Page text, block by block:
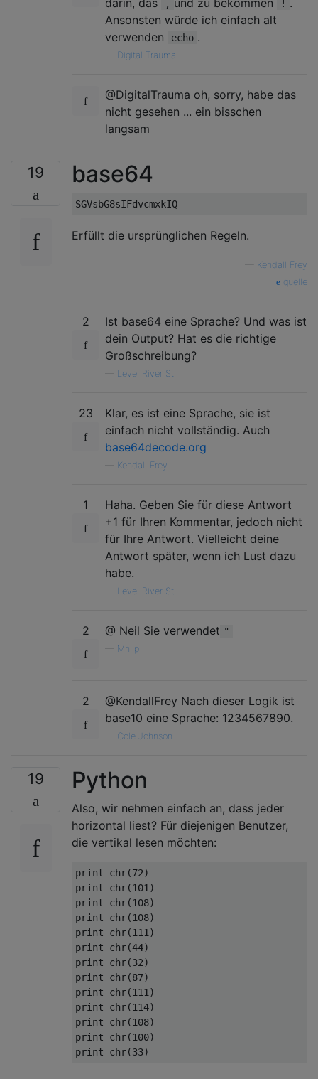
darin, das
, und zu bekommen ! .
Ansonsten würde ich einfach alt
verwenden
echo .
Digital Trauma
@DigitalTrauma oh, sorry, habe das
nicht gesehen ... ein bisschen
langsam
19 base64
Erfüllt die ursprünglichen Regeln.
Kendall Frey
quelle
2
Ist base64 eine Sprache? Und was ist
dein Output? Hat es die richtige
Großschreibung?
Level River St
23
Klar, es ist eine Sprache, sie ist
einfach nicht vollständig. Auch
base64decode.org
Kendall Frey
1
Haha. Geben Sie für diese Antwort
+1 für Ihren Kommentar, jedoch nicht
für Ihre Antwort. Vielleicht deine
Antwort später, wenn ich Lust dazu
habe.
Level River St
2 @ Neil Sie verwendet "
Mniip
2
@KendallFrey Nach dieser Logik ist
base10 eine Sprache: 1234567890.
Cole Johnson
19 Python
Also, wir nehmen einfach an, dass jeder
horizontal liest? Für diejenigen Benutzer,
die vertikal lesen möchten:
print chr(72)
print chr(101)
print chr(108)
print chr(108)
print chr(111)
print chr(44)
print chr(32)
print chr(87)
print chr(111)
print chr(114)
print chr(108)
print chr(100)